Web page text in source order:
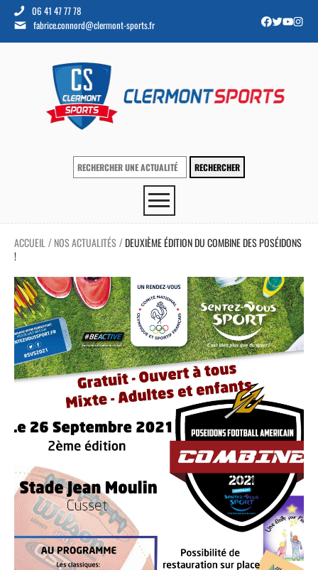
06 41 47 77 78
fabrice.connord@clermont-sports.fr
ACCUEIL / NOS ACTUALITÉS /DEUXIÈME ÉDITION DU COMBINE DES POSÉIDONS
!